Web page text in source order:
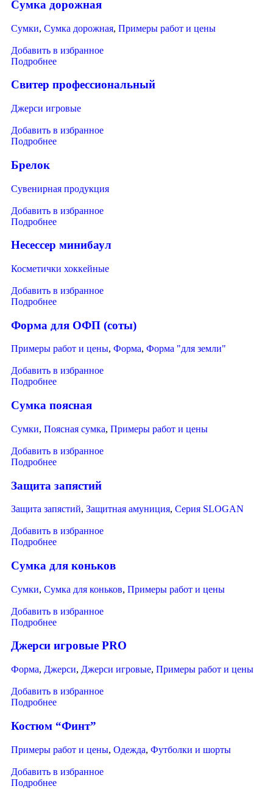
Сумка дорожная
Сумки, Сумка дорожная, Примеры работ и цены
Добавить в избранное
Подробнее
Свитер профессиональный
Джерси игровые
Добавить в избранное
Подробнее
Брелок
Сувенирная продукция
Добавить в избранное
Подробнее
Несессер минибаул
Косметички хоккейные
Добавить в избранное
Подробнее
Форма для ОФП (соты)
Примеры работ и цены, Форма, Форма "для земли"
Добавить в избранное
Подробнее
Сумка поясная
Сумки, Поясная сумка, Примеры работ и цены
Добавить в избранное
Подробнее
Защита запястий
Защита запястий, Защитная амуниция, Серия SLOGAN
Добавить в избранное
Подробнее
Сумка для коньков
Сумки, Сумка для коньков, Примеры работ и цены
Добавить в избранное
Подробнее
Джерси игровые PRO
Форма, Джерси, Джерси игровые, Примеры работ и цены
Добавить в избранное
Подробнее
Костюм “Финт”
Примеры работ и цены, Одежда, Футболки и шорты
Добавить в избранное
Подробнее